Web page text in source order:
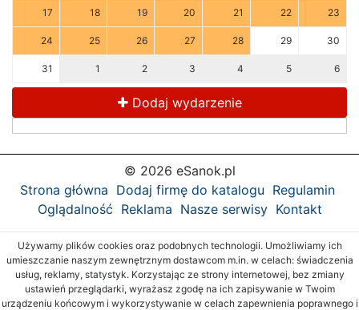
17 18 19 20 21 22 23
24 25 26 27 28 29 30
31 1 2 3 4 5 6
Dodaj wydarzenie
© 2026 eSanok.pl
Strona główna Dodaj firmę do katalogu Regulamin
Oglądalność Reklama Nasze serwisy Kontakt
Używamy plików cookies oraz podobnych technologii. Umożliwiamy ich
umieszczanie naszym zewnętrznym dostawcom m.in. w celach: świadczenia
usług, reklamy, statystyk. Korzystając ze strony internetowej, bez zmiany
ustawień przeglądarki, wyrażasz zgodę na ich zapisywanie w Twoim
urządzeniu końcowym i wykorzystywanie w celach zapewnienia poprawnego i